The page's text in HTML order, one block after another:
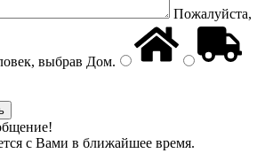
Пожалуйста,
выбрав Дом.
с Вами в ближайшее время.